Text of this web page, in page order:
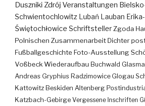
Duszniki Zdrój Veranstaltungen
Schwientochlowitz Lubań Lauban
Świętochłowice SchriftstellerZgoda
Polnischen ZusammenarbeitDichter
Fußballgeschichte Foto-Ausstellung
VoßbeckWiederaufbau Buchwald
Andreas Gryphius Radzimowice Glogau
Kattowitz Beskiden Altenberg
Katzbach-Gebirge Vergessene Inschriften